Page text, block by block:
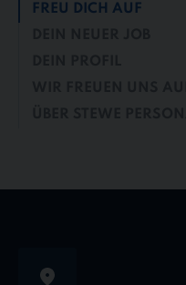
FREU DICH AUF